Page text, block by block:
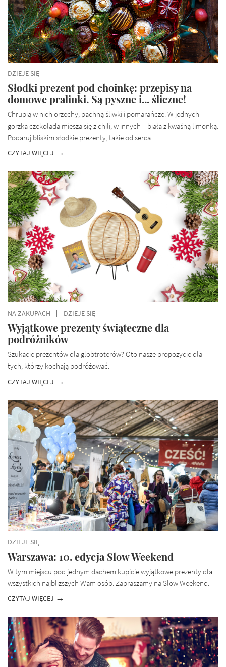
DZIEJE SIĘ
Słodki prezent pod choinkę: przepisy na
domowe pralinki. Są pyszne i... śliczne!
Chrupią w nich orzechy, pachną śliwki i pomarańcze. W jednych
gorzka czekolada miesza się z chili, w innych – biała z kwaśną limonką.
Podaruj bliskim słodkie prezenty, takie od serca.
CZYTAJ WIĘCEJ
NA ZAKUPACH DZIEJE SIĘ
Wyjątkowe prezenty świąteczne dla
podróżników
Szukacie prezentów dla globtroterów? Oto nasze propozycje dla
tych, którzy kochają podróżować.
CZYTAJ WIĘCEJ
DZIEJE SIĘ
Warszawa: 10. edycja Slow Weekend
W tym miejscu pod jednym dachem kupicie wyjątkowe prezenty dla
wszystkich najbliższych Wam osób. Zapraszamy na Slow Weekend.
CZYTAJ WIĘCEJ